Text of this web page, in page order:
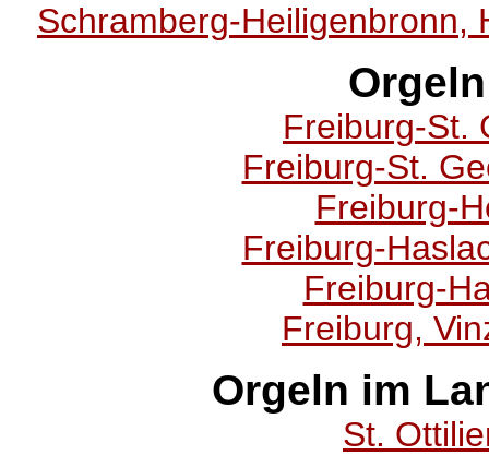
Schramberg-Heiligenbronn,
Freiburg-St.
Freiburg-St.
Freiburg-
Freiburg-
Freiburg-
Freiburg,
Orgeln im
St.